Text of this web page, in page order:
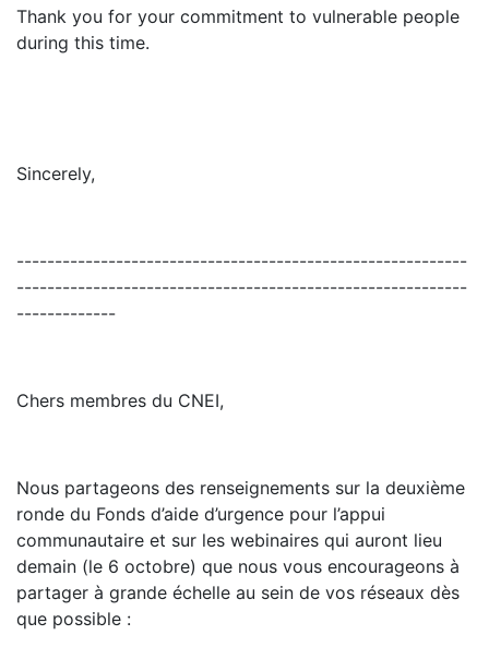
Thank you for your commitment to vulnerable people
during this time.
Sincerely,
-----------------------------------------------------------
-----------------------------------------------------------
-------------
Chers membres du CNEI,
Nous partageons des renseignements sur la deuxième
ronde du Fonds d’aide d’urgence pour l’appui
communautaire et sur les webinaires qui auront lieu
demain (le 6 octobre) que nous vous encourageons à
partager à grande échelle au sein de vos réseaux dès
que possible :